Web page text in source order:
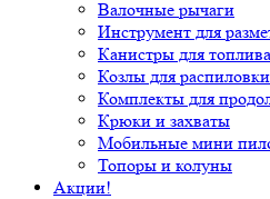
Валочные рычаги
Инструмент для
Канистры для топлива
Козлы для
Комплекты для
Крюки и захваты
Мобильные мини
Топоры и колуны
Акции!